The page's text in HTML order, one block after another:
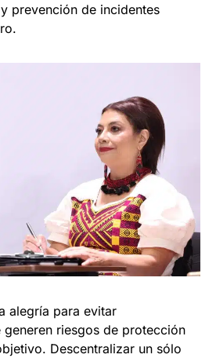
prevención de incidentes
alegría para evitar
riesgos de protección
Descentralizar un sólo